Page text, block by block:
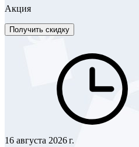
Акция
Получить скидку
16 августа 2026 г.